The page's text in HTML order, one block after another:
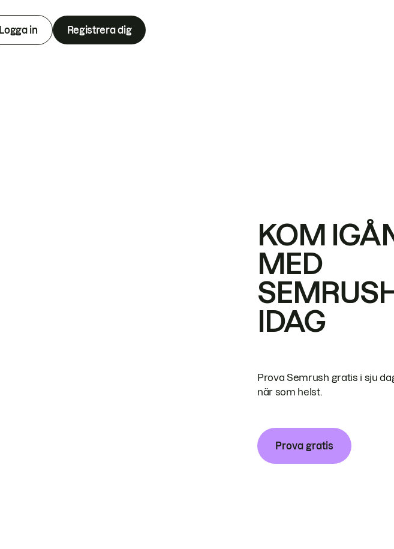
Logga in Registrera dig
KOM
MED
IDAG
Prova Semrush gratis i sju
när som helst.
Prova gratis